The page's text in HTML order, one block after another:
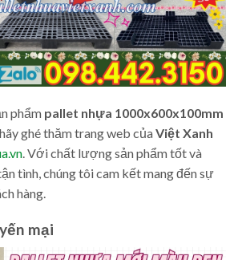
phẩm pallet nhựa 1000x600x100mm
ghé thăm trang web củaViệt Xanh
. Với chất lượng sản phẩm tốt và
tình, chúng tôi cam kết mang đến sự
hàng.
mại